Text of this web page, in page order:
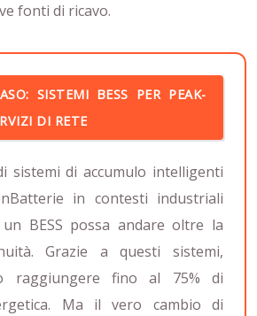
fonti di ricavo.
SISTEMI BESS PER PEAK-
DI RETE
sistemi di accumulo intelligenti
in contesti industriali
BESS possa andare oltre la
Grazie a questi sistemi,
raggiungere fino al 75% di
Ma il vero cambio di